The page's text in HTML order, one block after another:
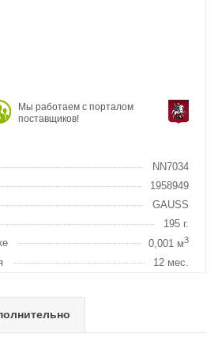
Мы работаем с порталом
поставщиков!
NN7034
1958949
GAUSS
195 г.
0,001 м3
12 мес.